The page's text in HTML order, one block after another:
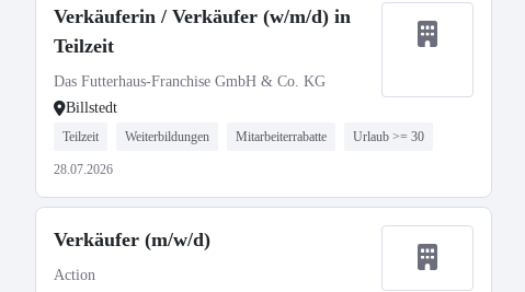
Verkäuferin / Verkäufer (w/m/d) in
Teilzeit
Das Futterhaus-Franchise GmbH & Co. KG
Billstedt
Teilzeit Weiterbildungen Mitarbeiterrabatte Urlaub >= 30
28.07.2026
Verkäufer (m/w/d)
Action